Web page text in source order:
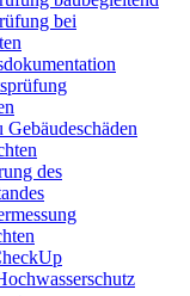
bei
Gebäudeschäden
des